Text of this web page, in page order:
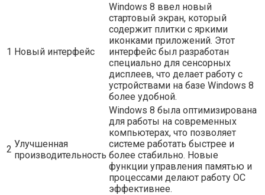
1 Новый интерфейс
Windows 8 ввел новый
стартовый экран, который
содержит плитки с яркими
иконками приложений. Этот
интерфейс был разработан
специально для сенсорных
дисплеев, что делает работу с
устройствами на базе Windows 8
более удобной.
2 Улучшенная
производительность
Windows 8 была оптимизирована
для работы на современных
компьютерах, что позволяет
системе работать быстрее и
более стабильно. Новые
функции управления памятью и
процессами делают работу ОС
эффективнее.